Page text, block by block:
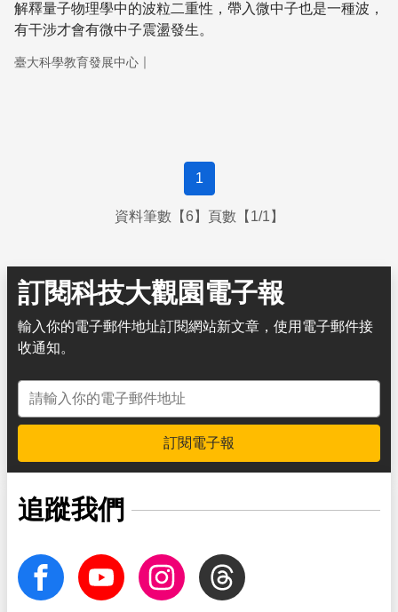
解釋量子物理學中的波粒二重性，帶入微中子也是一種波，
有干涉才會有微中子震盪發生。
臺大科學教育發展中心 ｜
1
資料筆數【6】頁數【1/1】
訂閱科技大觀園電子報
輸入你的電子郵件地址訂閱網站新文章，使用電子郵件接
收通知。
電子郵件地址
訂閱電子報
追蹤我們
facebook Youtube InstagramThreads